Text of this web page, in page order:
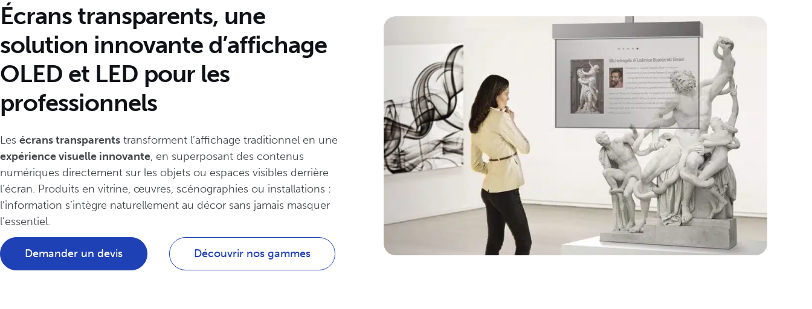
Écrans transparents, une
solution innovante d’affichage
OLED et LED pour les
professionnels
Les écrans transparents transforment l’affichage traditionnel en une
expérience visuelle innovante, en superposant des contenus
numériques directement sur les objets ou espaces visibles derrière
l’écran. Produits en vitrine, œuvres, scénographies ou installations :
l’information s’intègre naturellement au décor sans jamais masquer
l’essentiel.
Demander un devis Découvrir nos gammes